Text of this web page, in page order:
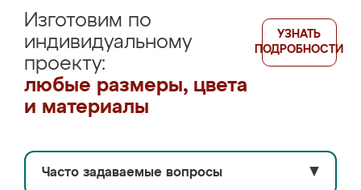
Изготовим по
индивидуальному
проекту:
любые размеры, цвета
и материалы
УЗНАТЬ
ПОДРОБНОСТИ
Часто задаваемые вопросы ▼